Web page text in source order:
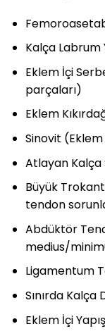
Kalça Labrum
Eklem İçi
parçaları)
Eklem
Sinovit (Eklem
Atlayan Kalça
Büyük
tendon
Abdüktör
medius/
Ligamentum
Sınırda
Eklem İçi